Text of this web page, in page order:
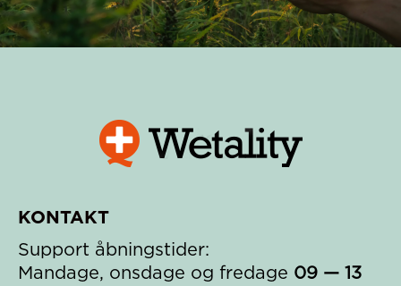
KONTAKT
Support åbningstider:
Mandage, onsdage og fredage 09 — 13